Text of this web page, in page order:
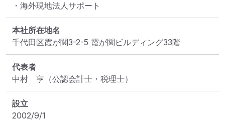
・海外現地法人サポート
本社所在地名
千代田区霞が関3-2-5 霞が関ビルディング33階
代表者
中村　亨（公認会計士・税理士）
設立
2002/9/1